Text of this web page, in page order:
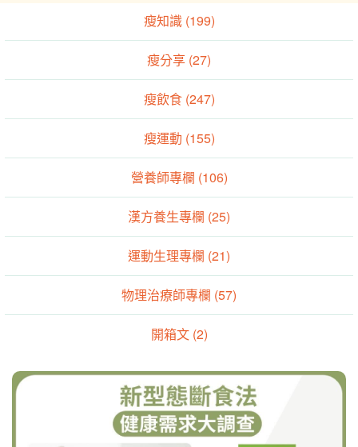
瘦知識 (199)
瘦分享 (27)
瘦飲食 (247)
瘦運動 (155)
營養師專欄 (106)
漢方養生專欄 (25)
運動生理專欄 (21)
物理治療師專欄 (57)
開箱文 (2)